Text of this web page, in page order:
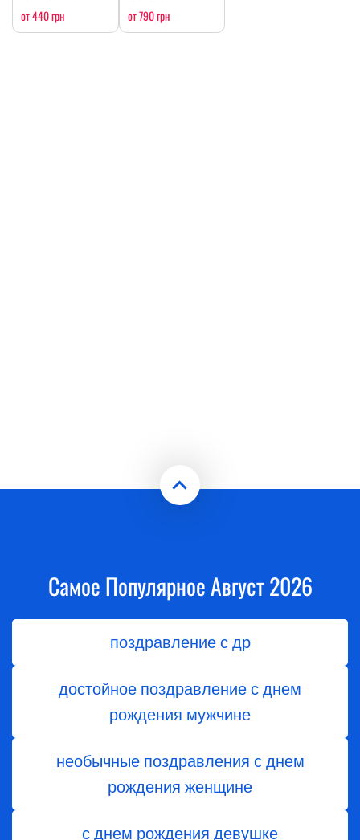
от 440 грн от 790 грн
Самое Популярное Август 2026
поздравление с др
достойное поздравление с днем
рождения мужчине
необычные поздравления с днем
рождения женщине
с днем рождения девушке